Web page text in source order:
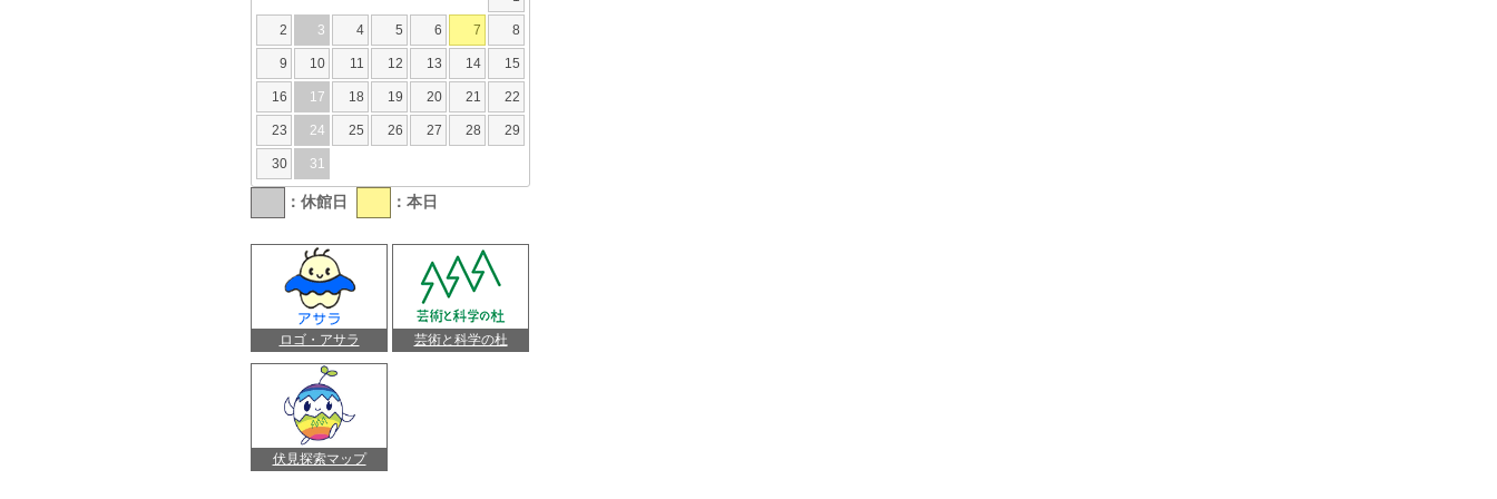
2 3 4 5 6 7 8
9 10 11 12 13 14 15
16 17 18 19 20 21 22
23 24 25 26 27 28 29
30 31
：休館日 ：本日
ロゴ・アサラ 芸術と科学の杜
伏見探索マップ